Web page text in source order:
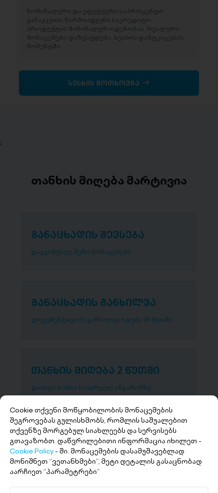
ნომინალური და ეფექტური საპროცენტო
განაკვეთი, წარმოადგენს საკრედიტო
პროდუქტის მინიმალურ ოდენობას. რეალური
მონაცემები დაზუსტდება, სესხის დამტკიცების
მომენტში.
სესხის მოთხოვნა
;
თანხის მიღება მარტივია
განაცხადის შევსება
დაგვიზუსტე შენი მონაცემები
განაცხადის განხილვა
დოკუმენტაციის განხილვა ხდება 30 წუთში
თანხის მიღება 2 წუთში
დაისვი თანხა სასურველ ანგარიშზე
Cookie თქვენი მოწყობილობის მონაცემების
შეგროვებას გულისხმობს, რომლის საშუალებით
თქვენზე მორგებულ სიახლეებს და სერვისებს
გთავაზობთ. დაწვრილებითი ინფორმაცია იხილეთ -
Cookie Policy - ში. მონაცემების დასამუშავებლად
მონიშნეთ ‘’ვეთანხმები’’, მეტი დეტალის გასაცნობად
აარჩიეთ ‘’პარამეტრები’’